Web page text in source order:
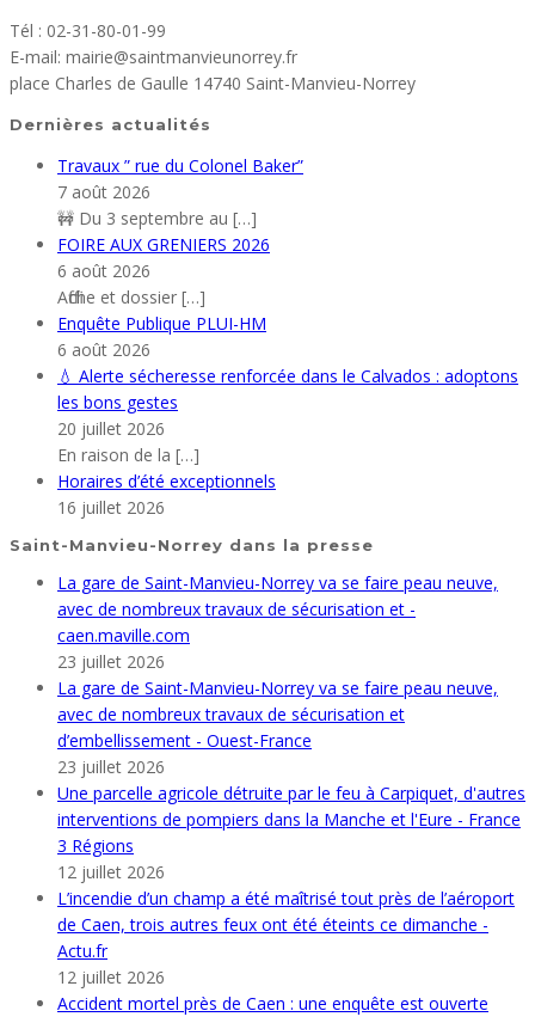
Tél : 02-31-80-01-99
E-mail: mairie@saintmanvieunorrey.fr
place Charles de Gaulle 14740 Saint-Manvieu-Norrey
Dernières actualités
Travaux ” rue du Colonel Baker”
7 août 2026
🚧 Du 3 septembre au […]
FOIRE AUX GRENIERS 2026
6 août 2026
Affiche et dossier […]
Enquête Publique PLUI-HM
6 août 2026
💧 Alerte sécheresse renforcée dans le Calvados : adoptons
les bons gestes
20 juillet 2026
En raison de la […]
Horaires d’été exceptionnels
16 juillet 2026
Saint-Manvieu-Norrey dans la presse
La gare de Saint-Manvieu-Norrey va se faire peau neuve,
avec de nombreux travaux de sécurisation et -
caen.maville.com
23 juillet 2026
La gare de Saint-Manvieu-Norrey va se faire peau neuve,
avec de nombreux travaux de sécurisation et
d’embellissement - Ouest-France
23 juillet 2026
Une parcelle agricole détruite par le feu à Carpiquet, d'autres
interventions de pompiers dans la Manche et l'Eure - France
3 Régions
12 juillet 2026
L’incendie d’un champ a été maîtrisé tout près de l’aéroport
de Caen, trois autres feux ont été éteints ce dimanche -
Actu.fr
12 juillet 2026
Accident mortel près de Caen : une enquête est ouverte